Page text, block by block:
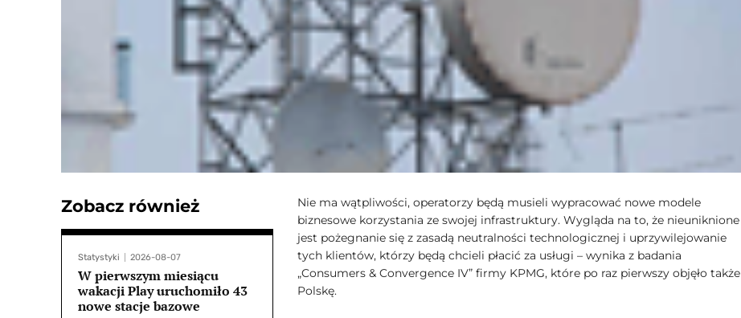
Zobacz również
Statystyki 2026-08-07
W pierwszym miesiącu
wakacji Play uruchomiło 43
nowe stacje bazowe
Nie ma wątpliwości, operatorzy będą musieli wypracować nowe modele
biznesowe korzystania ze swojej infrastruktury. Wygląda na to, że nieuniknione
jest pożegnanie się z zasadą neutralności technologicznej i uprzywilejowanie
tych klientów, którzy będą chcieli płacić za usługi – wynika z badania
„Consumers & Convergence IV” firmy KPMG, które po raz pierwszy objęło także
Polskę.